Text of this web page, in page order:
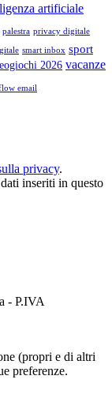
artificiale
palestra privacy digitale
smart inbox sport
2026 vacanze
email
privacy.
inseriti in questo
- P.IVA
(propri e di altri
preferenze.